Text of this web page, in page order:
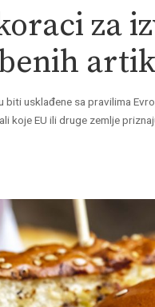
za
biti usklađene sa pravilima
koje EU ili druge zemlje